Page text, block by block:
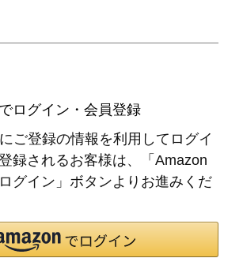
ログイン・会員登録
ご登録の情報を利用してログイ
録されるお客様は、「Amazon
グイン」ボタンよりお進みくだ